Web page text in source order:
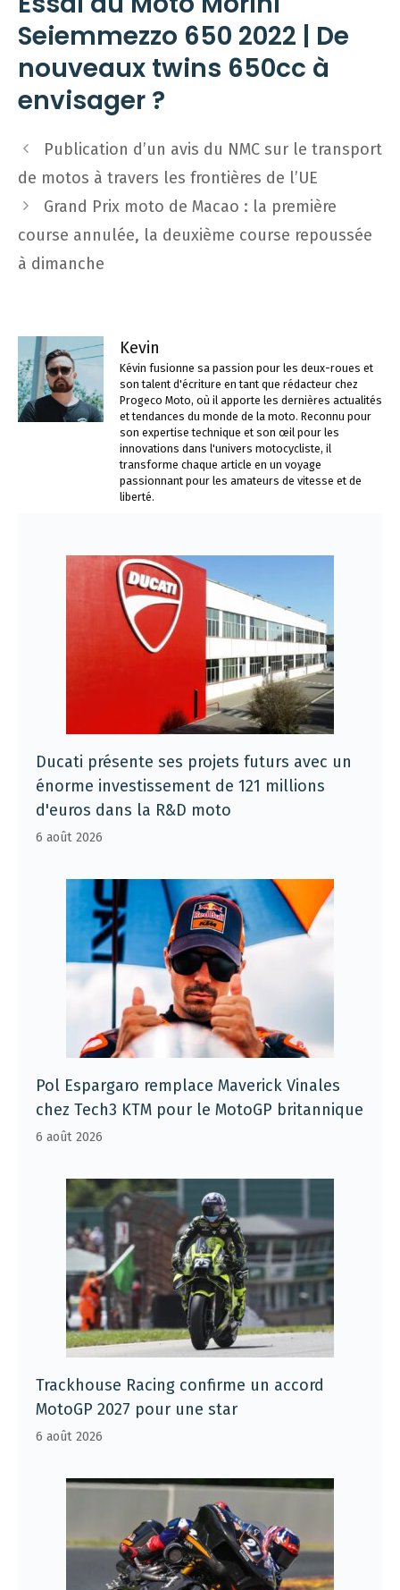
Seiemmezzo 650 2022 | De
nouveaux twins 650cc à
envisager ?
Navigation
des
Publication d’un avis du NMC sur le transport
de motos à travers les frontières de l’UE
Grand Prix moto de Macao : la première
course annulée, la deuxième course repoussée
à dimanche
Kevin
Kévin fusionne sa passion pour les deux-roues et
son talent d'écriture en tant que rédacteur chez
Progeco Moto, où il apporte les dernières actualités
et tendances du monde de la moto. Reconnu pour
son expertise technique et son œil pour les
innovations dans l'univers motocycliste, il
transforme chaque article en un voyage
passionnant pour les amateurs de vitesse et de
liberté.
Ducati présente ses projets futurs avec un
énorme investissement de 121 millions
d'euros dans la R&D moto
6 août 2026
Pol Espargaro remplace Maverick Vinales
chez Tech3 KTM pour le MotoGP britannique
6 août 2026
Trackhouse Racing confirme un accord
MotoGP 2027 pour une star
6 août 2026